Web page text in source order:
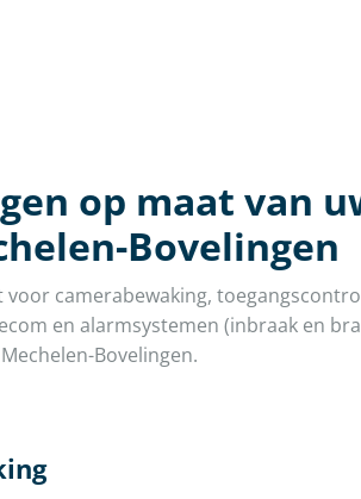
op maat van
Bovelingen
voor camerabewaking,
en alarmsystemen (inbraak en
Bovelingen.